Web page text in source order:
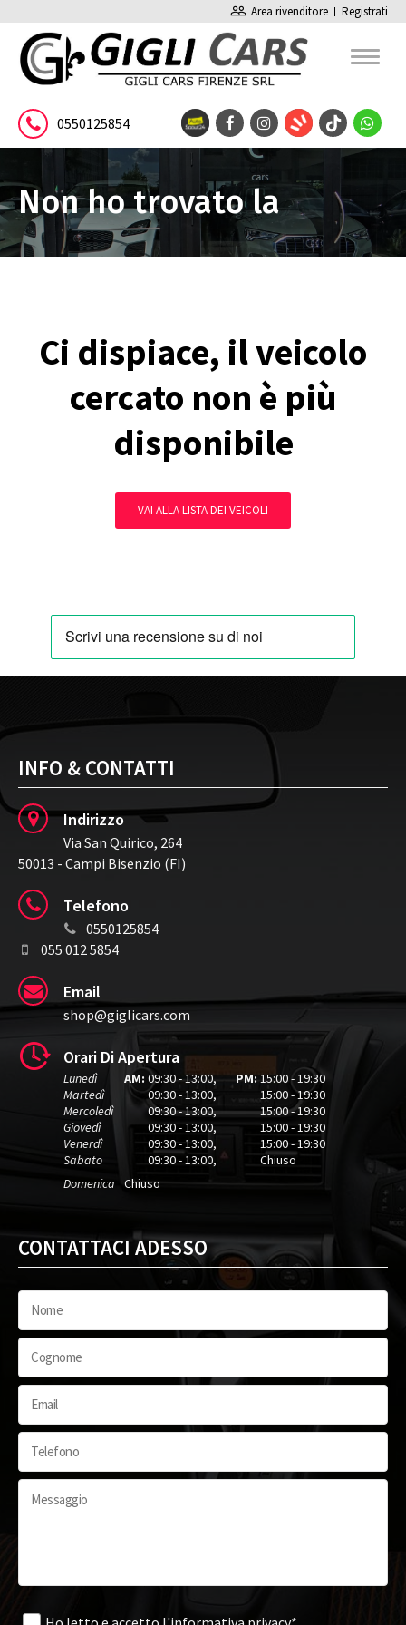
people_outline Area rivenditore Registrati
0550125854
Non ho trovato la
Ci dispiace, il veicolo
cercato non è più
disponibile
VAI ALLA LISTA DEI VEICOLI
INFO & CONTATTI
Indirizzo
Via San Quirico, 264
50013 - Campi Bisenzio (FI)
Telefono
0550125854
055 012 5854
Email
shop@giglicars.com
Orari Di Apertura
Lunedì AM: 09:30 - 13:00, PM:15:00 - 19:30
Martedì
09:30 - 13:00,
15:00 - 19:30
Mercoledì
09:30 - 13:00,
15:00 - 19:30
Giovedì
09:30 - 13:00,
15:00 - 19:30
Venerdì
09:30 - 13:00,
15:00 - 19:30
Sabato
09:30 - 13:00,
Chiuso
Domenica
Chiuso
CONTATTACI ADESSO